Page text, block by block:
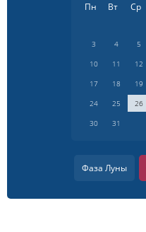
Пн Вт Ср
3
4 5
10
11 12
17
18 19
24
25 26
30
31
Фаза Луны